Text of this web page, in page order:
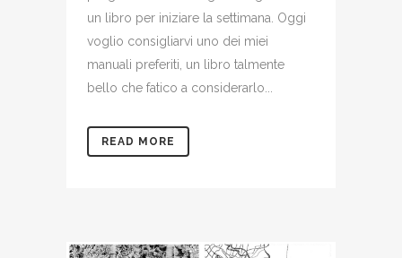
un libro per iniziare la settimana. Oggi
voglio consigliarvi uno dei miei
manuali preferiti, un libro talmente
bello che fatico a considerarlo...
READ MORE